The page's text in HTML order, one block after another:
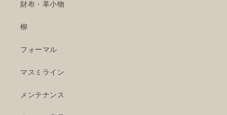
財布・革小物
柳
フォーマル
マスミライン
メンテナンス